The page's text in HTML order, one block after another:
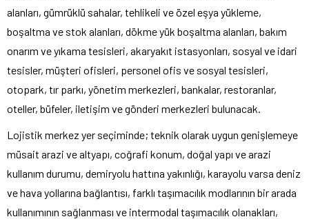
alanları, gümrüklü sahalar, tehlikeli ve özel eşya yükleme,
boşaltma ve stok alanları, dökme yük boşaltma alanları, bakım
onarım ve yıkama tesisleri, akaryakıt istasyonları, sosyal ve idari
tesisler, müşteri ofisleri, personel ofis ve sosyal tesisleri,
otopark, tır parkı, yönetim merkezleri, bankalar, restoranlar,
oteller, büfeler, iletişim ve gönderi merkezleri bulunacak.
Lojistik merkez yer seçiminde; teknik olarak uygun genişlemeye
müsait arazi ve altyapı, coğrafi konum, doğal yapı ve arazi
kullanım durumu, demiryolu hattına yakınlığı, karayolu varsa deniz
ve hava yollarına bağlantısı, farklı taşımacılık modlarının bir arada
kullanımının sağlanması ve intermodal taşımacılık olanakları,